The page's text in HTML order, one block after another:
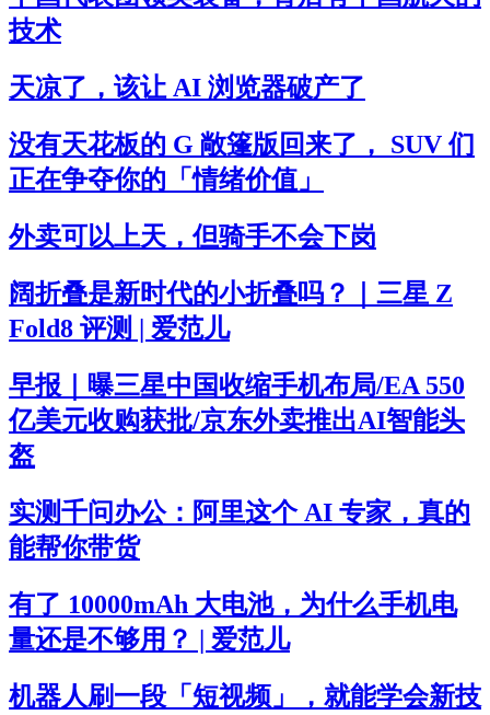
技术
天凉了，该让 AI 浏览器破产了
没有天花板的 G 敞篷版回来了， SUV 们
正在争夺你的「情绪价值」
外卖可以上天，但骑手不会下岗
阔折叠是新时代的小折叠吗？｜三星 Z
Fold8 评测 | 爱范儿
早报｜曝三星中国收缩手机布局/EA 550
亿美元收购获批/京东外卖推出AI智能头
盔
实测千问办公：阿里这个 AI 专家，真的
能帮你带货
有了 10000mAh 大电池，为什么手机电
量还是不够用？ | 爱范儿
机器人刷一段「短视频」，就能学会新技